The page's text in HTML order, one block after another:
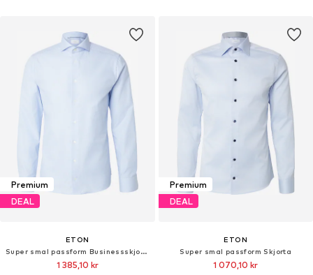
Premium
DEAL
ETON
Super smal passform Businessskjorta 'Houndstooth'
1 385,10 kr
Premium
DEAL
ETON
Super smal passform Skjorta
1 070,10 kr